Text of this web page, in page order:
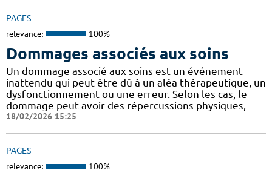
PAGES
relevance: 100%
Dommages associés aux soins
Un dommage associé aux soins est un événement
inattendu qui peut être dû à un aléa thérapeutique, un
dysfonctionnement ou une erreur. Selon les cas, le
dommage peut avoir des répercussions physiques,
18/02/2026 15:25
PAGES
relevance: 100%